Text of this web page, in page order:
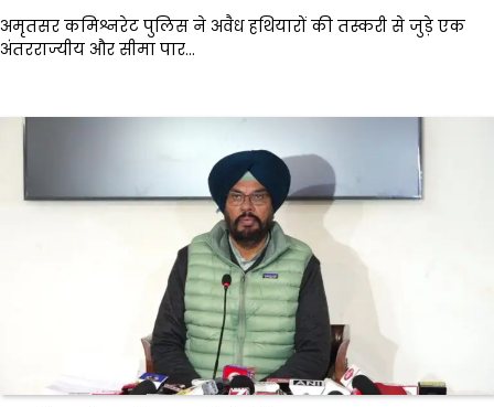
अमृतसर कमिश्नरेट पुलिस ने अवैध हथियारों की तस्करी से जुड़े एक
अंतरराज्यीय और सीमा पार…